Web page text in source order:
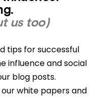
us too)
tips for successful
influence and social
blog posts.
white papers and